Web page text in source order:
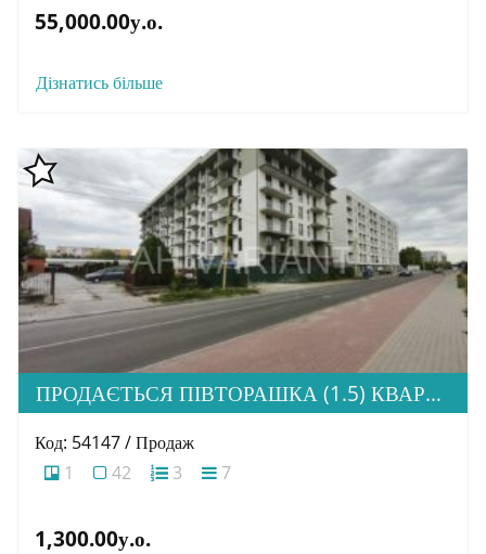
55,000.00у.о.
Дізнатись більше
ПРОДАЄТЬСЯ ПІВТОРАШКА (1.5) КВАРТИРА З ІДЕАЛЬНОЮ ЛОКАЦІЄЮ, ЖК HOME
Код: 54147 / Продаж
1
42 3 7
1,300.00у.о.